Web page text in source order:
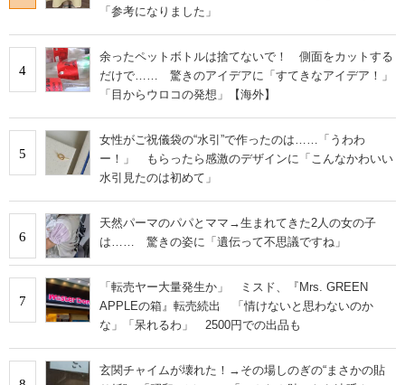
「参考になりました」
4
余ったペットボトルは捨てないで！ 側面をカットする
だけで…… 驚きのアイデアに「すてきなアイデア！」
「目からウロコの発想」【海外】
5
女性がご祝儀袋の“水引”で作ったのは……「うわわ
ー！」 もらったら感激のデザインに「こんなかわいい
水引見たのは初めて」
6
天然パーマのパパとママ→生まれてきた2人の女の子
は…… 驚きの姿に「遺伝って不思議ですね」
7
「転売ヤー大量発生か」 ミスド、『Mrs. GREEN
APPLEの箱』転売続出 「情けないと思わないのか
な」「呆れるわ」 2500円での出品も
玄関チャイムが壊れた！→その場しのぎの“まさかの貼